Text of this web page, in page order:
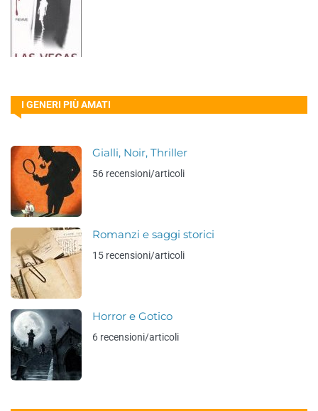
I GENERI PIÙ AMATI
Gialli, Noir, Thriller
56 recensioni/articoli
Romanzi e saggi storici
15 recensioni/articoli
Horror e Gotico
6 recensioni/articoli